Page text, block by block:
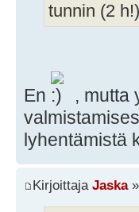
tunnin (2
En
, mutta
lyhentämistä
Kirjoittaja Jaska»